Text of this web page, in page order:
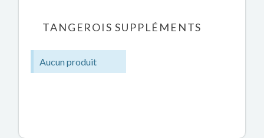
TANGEROIS SUPPLÉMENTS
Aucun produit